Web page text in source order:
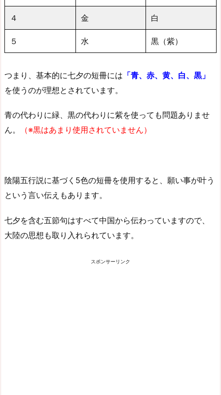
４ 金 白
５ 水 黒（紫）
つまり、基本的に七夕の短冊には 「青、赤、黄、白、黒」
を使うのが理想とされています。
青の代わりに緑、黒の代わりに紫を使っても問題ありませ
ん。
（※黒はあまり使用されていません）
陰陽五行説に基づく5色の短冊を使用すると、願い事が叶う
という言い伝えもあります。
七夕を含む五節句はすべて中国から伝わっていますので、
大陸の思想も取り入れられています。
スポンサーリンク